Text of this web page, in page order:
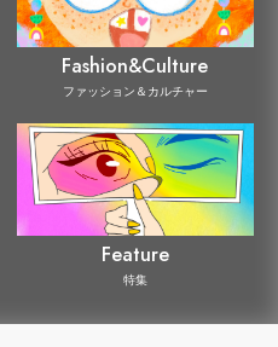
Fashion&Culture
ファッション＆カルチャー
Feature
特集